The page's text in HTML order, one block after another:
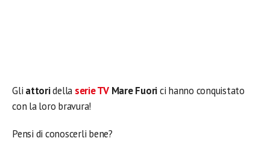
Gli attoridella serie TV Mare Fuorici hanno conquistato
con la loro bravura!
Pensi di conoscerli bene?